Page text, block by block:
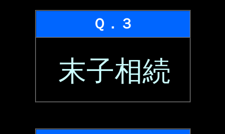
Ｑ．３
末子相続